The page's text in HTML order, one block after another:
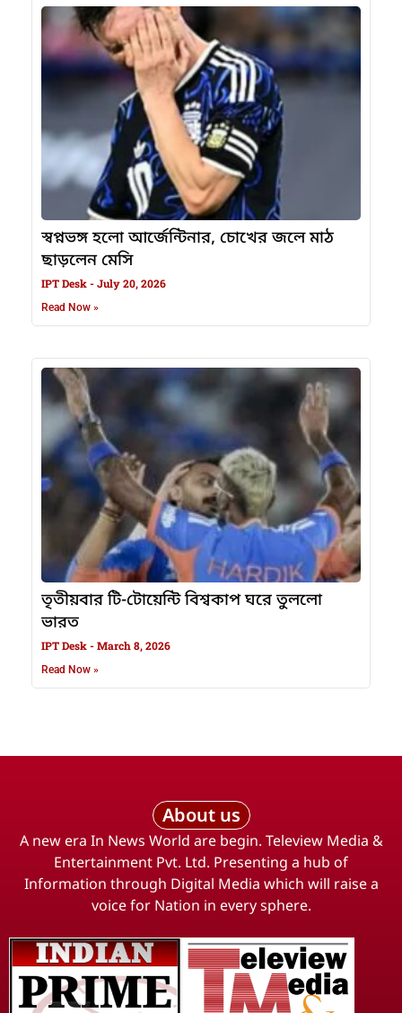
স্বপ্নভঙ্গ হলো আর্জেন্টিনার, চোখের জলে মাঠ
ছাড়লেন মেসি
IPT Desk July 20, 2026
Read Now »
তৃতীয়বার টি-টোয়েন্টি বিশ্বকাপ ঘরে তুললো
ভারত
IPT Desk March 8, 2026
Read Now »
About us
A new era In News World are begin. Teleview Media &
Entertainment Pvt. Ltd. Presenting a hub of
Information through Digital Media which will raise a
voice for Nation in every sphere.